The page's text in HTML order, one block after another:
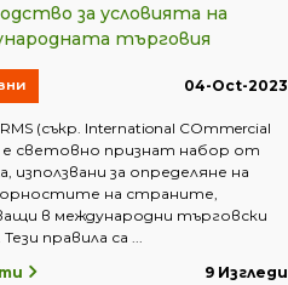
за условията на
търговия
04-Oct-2023
(съкр. International COmmercial
е световно признат набор от
използвани за определяне на
на страните,
в международни търговски
правила са ...
9 Изгледи